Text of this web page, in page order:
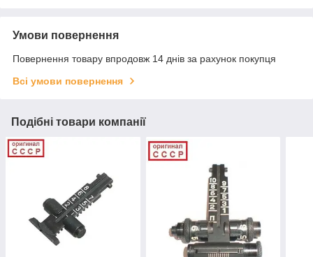
Умови повернення
Повернення товару впродовж 14 днів за рахунок покупця
Всі умови повернення
Подібні товари компанії